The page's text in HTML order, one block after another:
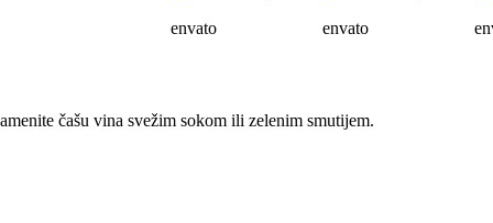
envato envato
čašu vina svežim sokom ili zelenim smutijem.